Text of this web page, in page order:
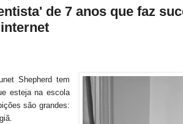
de 7 anos que faz
Shepherd tem
esteja na escola
são grandes: